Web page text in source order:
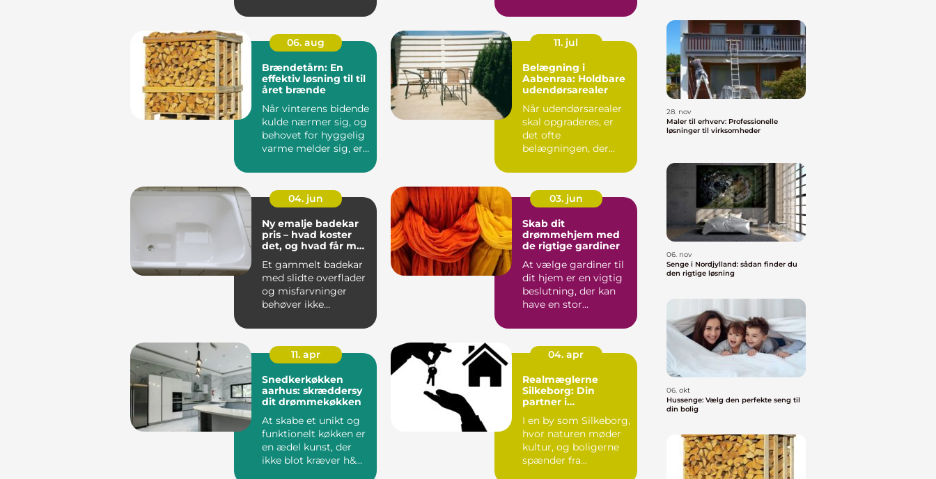
06. aug
Brændetårn: En
effektiv løsning til til
året brænde
Når vinterens bidende
kulde nærmer sig, og
behovet for hyggelig
varme melder sig, er
11. jul
Belægning i
Aabenraa: Holdbare
udendørsarealer
Når udendørsarealer
skal opgraderes, er
det ofte
belægningen, der
04. jun
Ny emalje badekar
pris – hvad koster
det, og hvad får man
Et gammelt badekar
med slidte overflader
og misfarvninger
behøver ikke
03. jun
Skab dit
drømmehjem med
de rigtige gardiner
At vælge gardiner til
dit hjem er en vigtig
beslutning, der kan
have en stor
11. apr
Snedkerkøkken
aarhus: skræddersy
dit drømmekøkken
At skabe et unikt og
funktionelt køkken er
en ædel kunst, der
ikke blot kræver h&...
04. apr
Realmæglerne
Silkeborg: Din
partner i
I en by som Silkeborg,
hvor naturen møder
kultur, og boligerne
spænder fra
28. nov
Maler til erhverv: Professionelle
løsninger til virksomheder
06. nov
Senge i Nordjylland: sådan finder du
den rigtige løsning
06. okt
Hussenge: Vælg den perfekte seng til
din bolig